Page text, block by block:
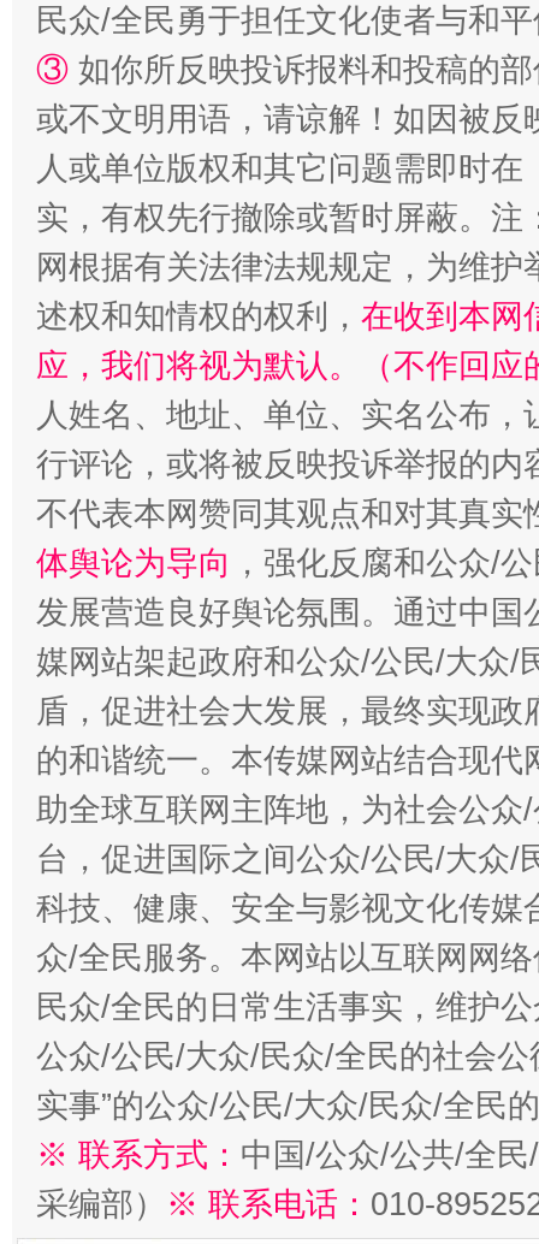
民众/全民勇于担任文化使者与和
③ 如你所反映投诉报料和投稿的
或不文明用语，请谅解！如因被
人或单位版权和其它问题需即时在
实，有权先行撤除或暂时屏蔽。
网根据有关法律法规规定，为维
述权和知情权的权利， 在收到本网
应，我们将视为默认。（不作回应
人姓名、地址、单位、实名公布
行评论，或将被反映投诉举报的
不代表本网赞同其观点和对其真实
体舆论为导向 ，强化反腐和公众/
发展营造良好舆论氛围。通过中
媒网站架起政府和公众/公民/大众/
盾，促进社会大发展，最终实现
的和谐统一。本传媒网站结合现
助全球互联网主阵地，为社会公
台，促进国际之间公众/公民/大众/
科技、健康、安全与影视文化传
众/全民服务。本网站以互联网网
民众/全民的日常生活事实，维护
公众/公民/大众/民众/全民的社会公
实事”的公众/公民/大众/民众/全民
※ 联系方式： 中国/公众/公共/全
采编部） ※ 联系电话： 010-